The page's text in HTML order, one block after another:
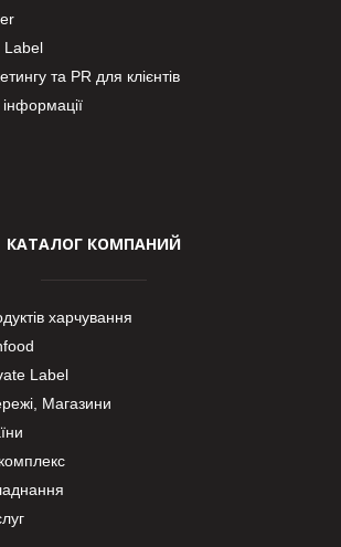
Label
та PR для клієнтів
КАТАЛОГ КОМПАНИЙ
харчування
Label
Магазини